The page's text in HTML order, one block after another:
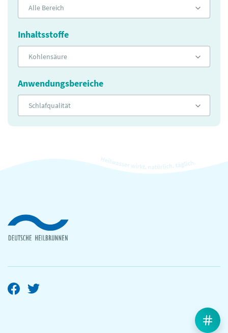
Alle Bereich
Inhaltsstoffe
Kohlensäure
Anwendungsbereiche
Schlafqualität